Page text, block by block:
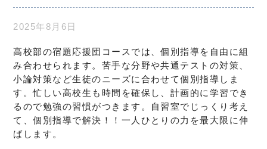
2025年8月6日
高校部の宿題応援団コースでは、個別指導を自由に組
み合わせられます。苦手な分野や共通テストの対策、
小論対策など生徒のニーズに合わせて個別指導しま
す。忙しい高校生も時間を確保し、計画的に学習でき
るので勉強の習慣がつきます。自習室でじっくり考え
て、個別指導で解決！！一人ひとりの力を最大限に伸
ばします。